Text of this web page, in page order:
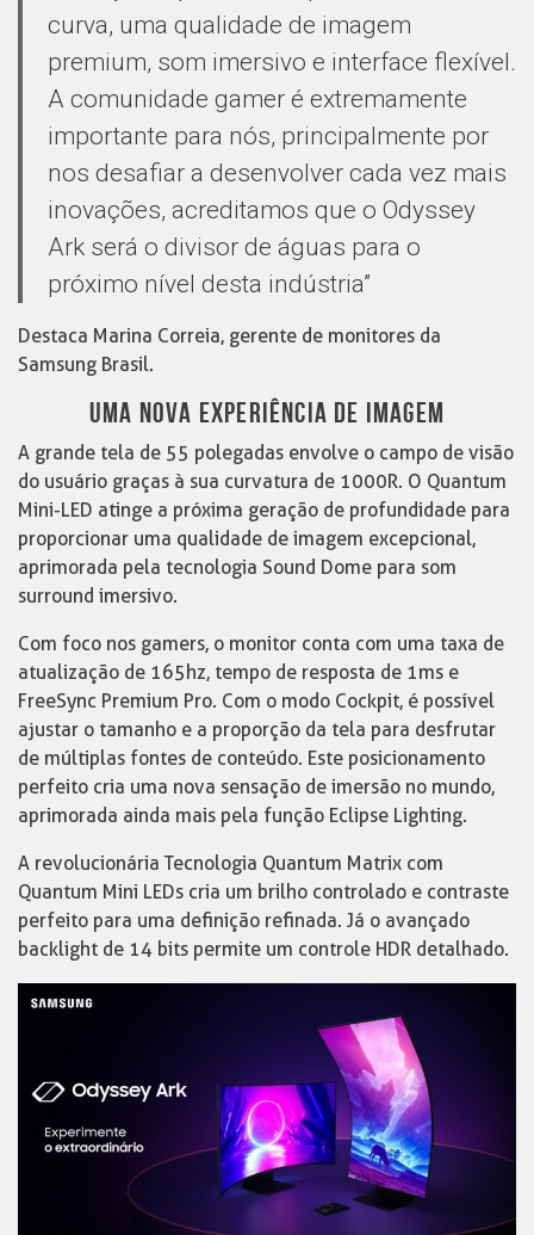
curva, uma qualidade de imagem
premium, som imersivo e interface flexível.
A comunidade gamer é extremamente
importante para nós, principalmente por
nos desafiar a desenvolver cada vez mais
inovações, acreditamos que o Odyssey
Ark será o divisor de águas para o
próximo nível desta indústria”
Destaca Marina Correia, gerente de monitores da
Samsung Brasil.
UMA NOVA EXPERIÊNCIA DE IMAGEM
A grande tela de 55 polegadas envolve o campo de visão
do usuário graças à sua curvatura de 1000R. O Quantum
Mini-LED atinge a próxima geração de profundidade para
proporcionar uma qualidade de imagem excepcional,
aprimorada pela tecnologia Sound Dome para som
surround imersivo.
Com foco nos gamers, o monitor conta com uma taxa de
atualização de 165hz, tempo de resposta de 1ms e
FreeSync Premium Pro. Com o modo Cockpit, é possível
ajustar o tamanho e a proporção da tela para desfrutar
de múltiplas fontes de conteúdo. Este posicionamento
perfeito cria uma nova sensação de imersão no mundo,
aprimorada ainda mais pela função Eclipse Lighting.
A revolucionária Tecnologia Quantum Matrix com
Quantum Mini LEDs cria um brilho controlado e contraste
perfeito para uma definição refinada. Já o avançado
backlight de 14 bits permite um controle HDR detalhado.